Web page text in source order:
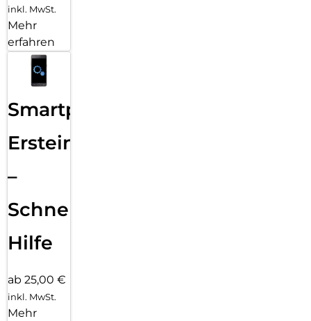
inkl. MwSt.
Mehr
erfahren
Smartphone
Ersteinrichtung
–
Schnelle
Hilfe
ab 25,00 €
inkl. MwSt.
Mehr